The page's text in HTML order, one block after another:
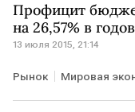
Профицит
на 26,57% в
13 июля 2015, 21:14
Рынок Мировая